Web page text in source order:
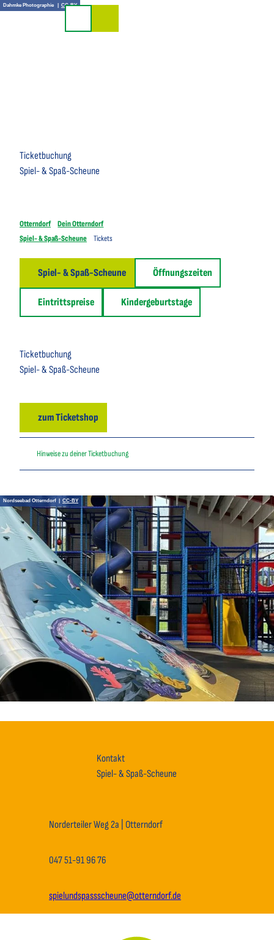
ZDahmke Photographie | CC-BY
Ticketbuchung
Spiel- & Spaß-Scheune
Otterndorf
Dein Otterndorf
Spiel- & Spaß-Scheune
Tickets
Spiel- & Spaß-Scheune Öffnungszeiten
Eintrittspreise Kindergeburtstage
Ticketbuchung
Spiel- & Spaß-Scheune
zum Ticketshop
Hinweise zu deiner Ticketbuchung
Nordseebad Otterndorf | CC-BY
Kontakt
Spiel- & Spaß-Scheune
Norderteiler Weg 2a | Otterndorf
047 51-91 96 76
spielundspassscheune@otterndorf.de